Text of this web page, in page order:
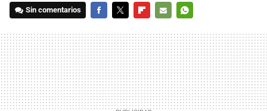
Sin comentarios
MAIL